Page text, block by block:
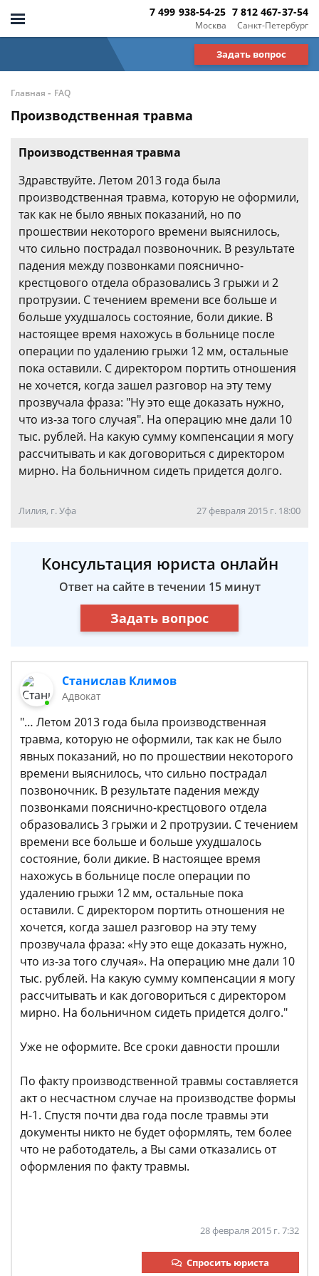
Москва
7 499 938-54-25
Санкт-Петербург
7 812 467-37-54
Задать вопрос
Главная - FAQ
Производственная травма
Производственная травма
Здравствуйте. Летом 2013 года была
производственная травма, которую не оформили,
так как не было явных показаний, но по
прошествии некоторого времени выяснилось,
что сильно пострадал позвоночник. В результате
падения между позвонками пояснично-
крестцового отдела образовались 3 грыжи и 2
протрузии. С течением времени все больше и
больше ухудшалось состояние, боли дикие. В
настоящее время нахожусь в больнице после
операции по удалению грыжи 12 мм, остальные
пока оставили. С директором портить отношения
не хочется, когда зашел разговор на эту тему
прозвучала фраза: "Ну это еще доказать нужно,
что из-за того случая". На операцию мне дали 10
тыс. рублей. На какую сумму компенсации я могу
рассчитывать и как договориться с директором
мирно. На больничном сидеть придется долго.
Лилия, г. Уфа 27 февраля 2015 г. 18:00
Консультация юриста онлайн
Ответ на сайте в течении 15 минут
Задать вопрос
Станислав Климов
Адвокат
"… Летом 2013 года была производственная
травма, которую не оформили, так как не было
явных показаний, но по прошествии некоторого
времени выяснилось, что сильно пострадал
позвоночник. В результате падения между
позвонками пояснично-крестцового отдела
образовались 3 грыжи и 2 протрузии. С течением
времени все больше и больше ухудшалось
состояние, боли дикие. В настоящее время
нахожусь в больнице после операции по
удалению грыжи 12 мм, остальные пока
оставили. С директором портить отношения не
хочется, когда зашел разговор на эту тему
прозвучала фраза: «Ну это еще доказать нужно,
что из-за того случая». На операцию мне дали 10
тыс. рублей. На какую сумму компенсации я могу
рассчитывать и как договориться с директором
мирно. На больничном сидеть придется долго."
Уже не оформите. Все сроки давности прошли
По факту производственной травмы составляется
акт о несчастном случае на производстве формы
Н-1. Спустя почти два года после травмы эти
документы никто не будет оформлять, тем более
что не работодатель, а Вы сами отказались от
оформления по факту травмы.
28 февраля 2015 г. 7:32
Спросить юриста